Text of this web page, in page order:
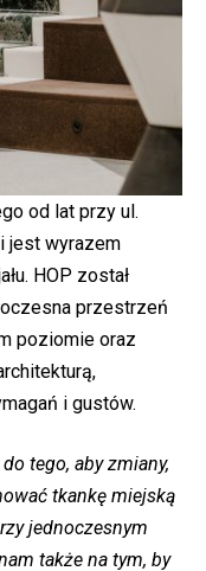
od lat przy ul.
jest wyrazem
HOP został
przestrzeń
poziomie oraz
i gustów.
tego, aby zmiany,
tkankę miejską
jednoczesnym
także na tym, by